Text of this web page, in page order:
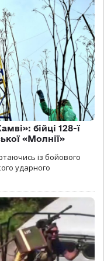
бійці 128-ї
«Молнії»
із бойового
ударного